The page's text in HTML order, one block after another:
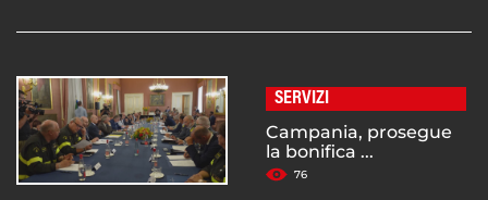
SERVIZI
Campania, prosegue
la bonifica ...
76